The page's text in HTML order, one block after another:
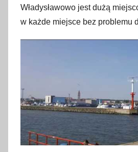
Władysławowo jest dużą
w każde miejsce bez problemu